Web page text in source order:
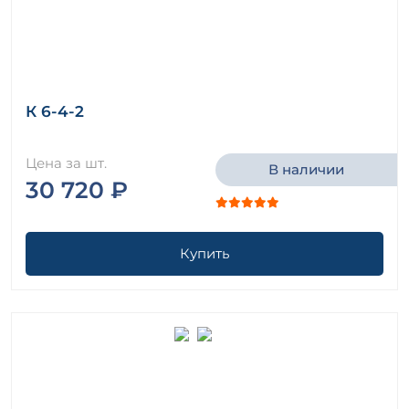
К 6-4-2
Цена за шт.
30 720 ₽
В наличии
Купить